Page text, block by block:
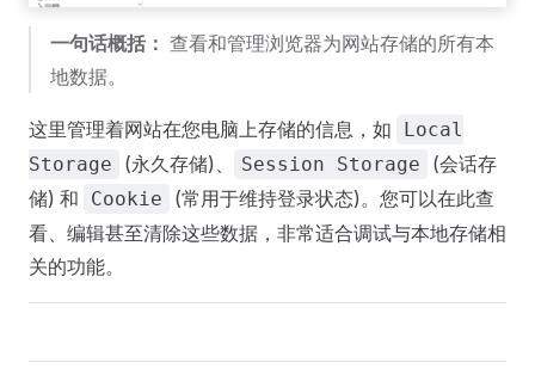
一句话概括： 查看和管理浏览器为网站存储的所有本
地数据。
这里管理着网站在您电脑上存储的信息，如
Local
Storage
(永久存储)、 Session Storage
(会话存
储) 和
Cookie
(常用于维持登录状态)。您可以在此查
看、编辑甚至清除这些数据，非常适合调试与本地存储相
关的功能。